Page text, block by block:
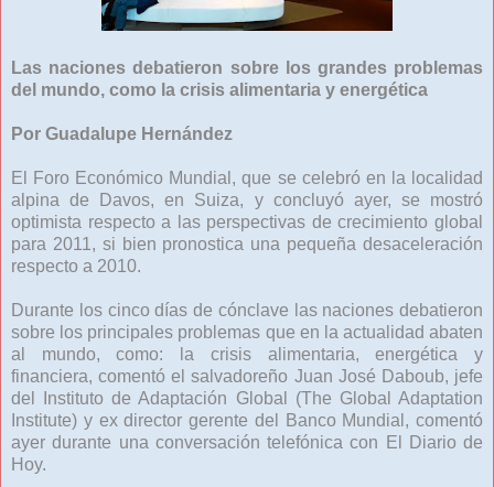
Las naciones debatieron sobre los grandes problemas
del mundo, como la crisis alimentaria y energética
Por Guadalupe Hernández
El Foro Económico Mundial, que se celebró en la localidad
alpina de Davos, en Suiza, y concluyó ayer, se mostró
optimista respecto a las perspectivas de crecimiento global
para 2011, si bien pronostica una pequeña desaceleración
respecto a 2010.
Durante los cinco días de cónclave las naciones debatieron
sobre los principales problemas que en la actualidad abaten
al mundo, como: la crisis alimentaria, energética y
financiera, comentó el salvadoreño Juan José Daboub, jefe
del Instituto de Adaptación Global (The Global Adaptation
Institute) y ex director gerente del Banco Mundial, comentó
ayer durante una conversación telefónica con El Diario de
Hoy.